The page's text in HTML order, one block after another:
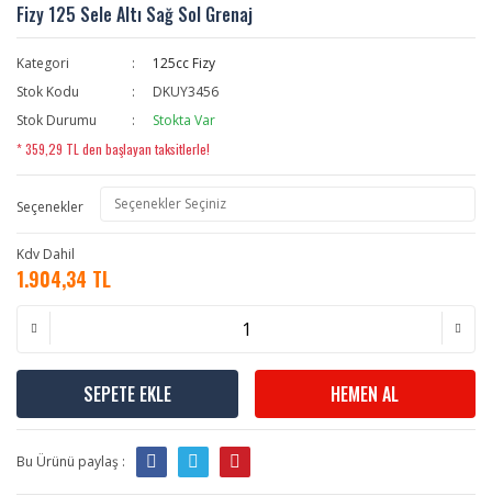
Fizy 125 Sele Altı Sağ Sol Grenaj
Kategori
125cc Fizy
Stok Kodu
DKUY3456
Stok Durumu
Stokta Var
* 359,29 TL den başlayan taksitlerle!
Seçenekler
Kdv Dahil
1.904,34 TL
SEPETE EKLE HEMEN AL
Bu Ürünü paylaş :